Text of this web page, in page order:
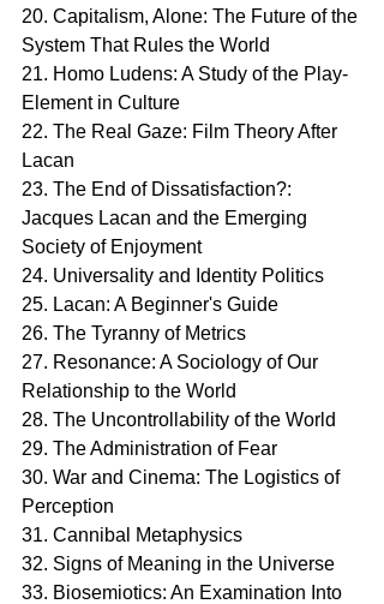
20. Capitalism, Alone: The Future of the
System That Rules the World
21. Homo Ludens: A Study of the Play-
Element in Culture
22. The Real Gaze: Film Theory After
Lacan
23. The End of Dissatisfaction?:
Jacques Lacan and the Emerging
Society of Enjoyment
24. Universality and Identity Politics
25. Lacan: A Beginner's Guide
26. The Tyranny of Metrics
27. Resonance: A Sociology of Our
Relationship to the World
28. The Uncontrollability of the World
29. The Administration of Fear
30. War and Cinema: The Logistics of
Perception
31. Cannibal Metaphysics
32. Signs of Meaning in the Universe
33. Biosemiotics: An Examination Into